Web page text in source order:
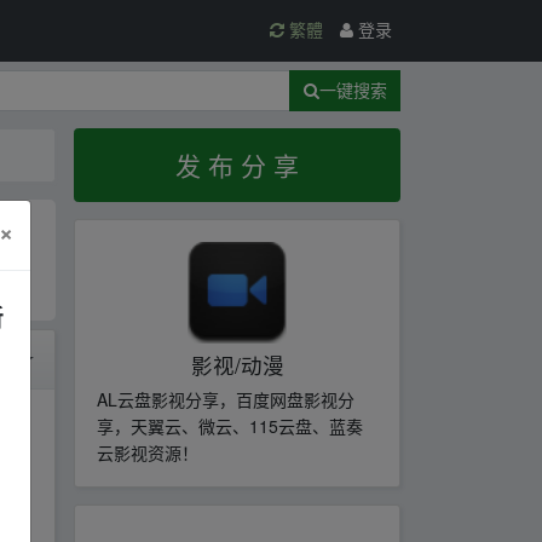
繁體 登录
一键搜索
发 布 分 享
影视/动漫
AL云盘影视分享，百度网盘影视分
享，天翼云、微云、115云盘、蓝奏
云影视资源！
×